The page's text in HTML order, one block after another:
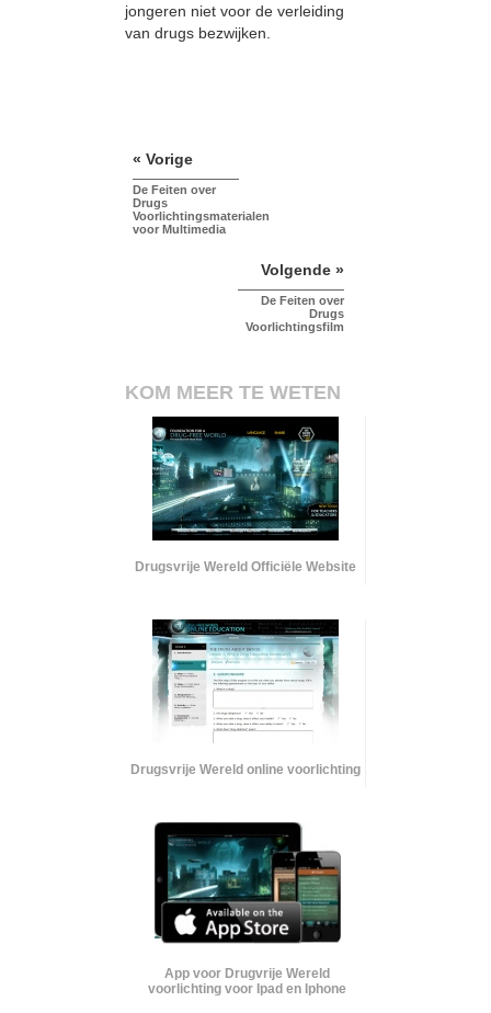
jongeren niet voor de verleiding
van drugs bezwijken.
« Vorige
De Feiten over
Drugs
Voorlichtingsmaterialen
voor Multimedia
Volgende »
De Feiten over
Drugs
Voorlichtingsfilm
KOM MEER TE WETEN
Drugsvrije Wereld Officiële Website
Drugsvrije Wereld online voorlichting
App voor Drugvrije Wereld
voorlichting voor Ipad en Iphone